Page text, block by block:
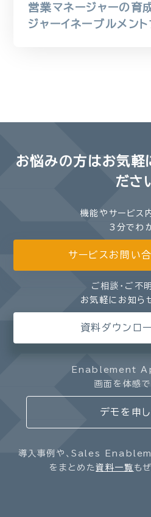
営業マネージャーの育
ジャーイネーブルメン
お悩みの方はお気軽
ださ
機能やサービス
3分でわ
サービスお問い
ご相談・ご不
お気軽にお知ら
資料ダウンロ
Enablement
画面を体感
デモを申
導入事例や、Sales
をまとめた資料一覧 も